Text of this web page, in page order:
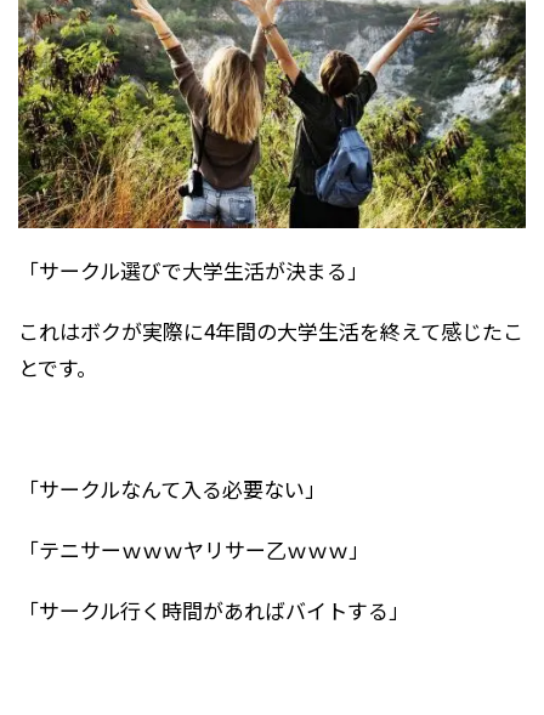
「サークル選びで大学生活が決まる」
これはボクが実際に4年間の大学生活を終えて感じたこ
とです。
「サークルなんて入る必要ない」
「テニサーｗｗｗヤリサー乙ｗｗｗ」
「サークル行く時間があればバイトする」